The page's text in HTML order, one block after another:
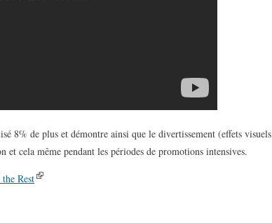
8% de plus et démontre ainsi que le divertissement (effets visuels
cela même pendant les périodes de promotions intensives.
Rest